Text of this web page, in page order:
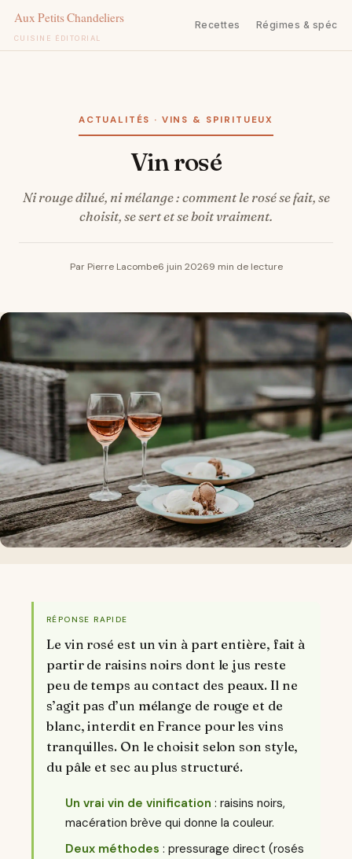
CUISINE ÉDITORIAL
Recettes Régimes &
ACTUALITÉS · VINS & SPIRITUEUX
vin rosé
Ni rouge dilué, ni mélange : comment le rosé se fait, se
choisit, se sert et se boit vraiment.
Par Pierre Lacombe6 juin 20269 min de lecture
RÉPONSE RAPIDE
Le vin rosé est un vin à part entière, fait à
partir de raisins noirs dont le jus reste
peu de temps au contact des peaux. Il ne
s’agit pas d’un mélange de rouge et de
blanc, interdit en France pour les vins
tranquilles. On le choisit selon son style,
du pâle et sec au plus structuré.
Un vrai vin de vinification : raisins noirs,
macération brève qui donne la couleur.
Deux méthodes : pressurage direct (rosés